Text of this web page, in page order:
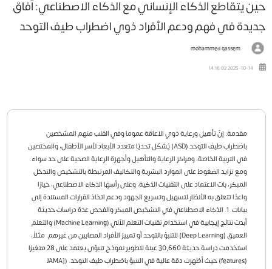
يتقاطع الذكاء الإنساني مع الذكاء الاصطناعي: آفاق
في فهم ودعم الأفراد ذوي اضطراب طيف التوحد
mohammed qassem
2025-10-14 14:16:02
مقدمة: إنّ تأهيل ورعاية ذوي الاعاقة عموما وفي القلب منهم المشخصين
باضطراب طيف التوحد (ASD) يُشكّل تحديًا متعدد الأبعاد لأسر الأطفال، والمختصين
في التربية الخاصة، ومراكز الرعاية والتأهيل وأجهزة الرعاية الصحية على حد سواء.
ومع تزايد الضغوط على الموارد البشرية والتكاليف المرتبطة بالتشخيص والتدخل
المبكر، بات الاعتماد على التقنيات الذكية، وعلى رأسها الذكاء الاصطناعي، خيارًا
واعدًا تتعلق به الأنظار لتسهيل وتسريع الجهود ودعم اتخاذ القرارات المستندة إلى
بيانات. 1. الذكاء الاصطناعي في التشخيص المبكر والفحص عدة دراسات حديثة
أبدت نتائج إيجابية في استخدام تقنيات التعلم الآلي (Machine Learning) والتعلم
العميق (Deep Learning) للتنبؤ بالتوحد أو تمييز الأفراد المصابين من غيرهم. مثلاً،
استخدمت دراسة حديثة 30,660 عينة لتطوير نموذج تنبؤي يعتمد على 28 متغيرًا
(features) حيث أظهرت دقة عالية في التنبؤ باضطراب طيف التوحد. ([JAMA